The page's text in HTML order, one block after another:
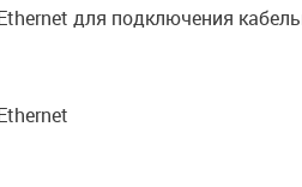
для подключения